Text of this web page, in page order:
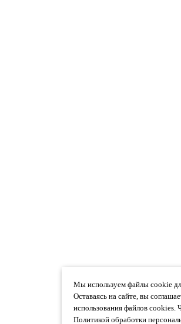
Мы используем файлы cookie
Оставаясь на сайте, вы
использования файлов cookies.
Политикой обработки